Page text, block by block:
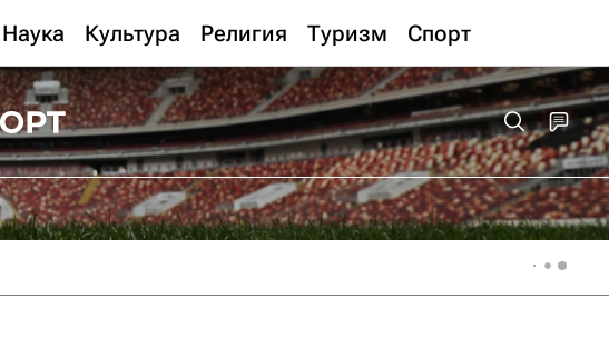
Наука Культура Религия Туризм Спорт